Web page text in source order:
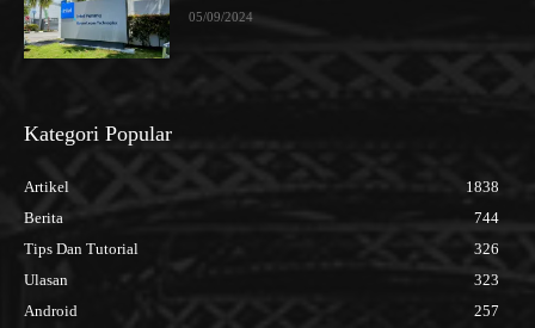
05/09/2024
Kategori Popular
Artikel
1838
Berita
744
Tips Dan Tutorial
326
Ulasan
323
Android
257